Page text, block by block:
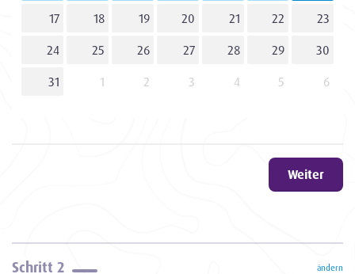
17
18 19 20 21 22
23
24
25 26 27 28 29
30
31
1 2 3 4 5 6
Weiter
Schritt 2
ändern